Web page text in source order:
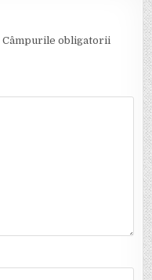
Câmpurile obligatorii